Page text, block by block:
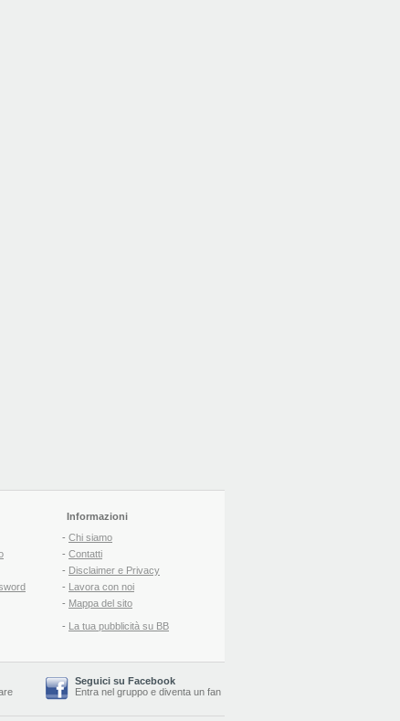
Informazioni
- Chi siamo
- Contatti
- Disclaimer e Privacy
- Lavora con noi
- Mappa del sito
- La tua pubblicità su BB
Seguici su Facebook
Entra nel gruppo e diventa un fan